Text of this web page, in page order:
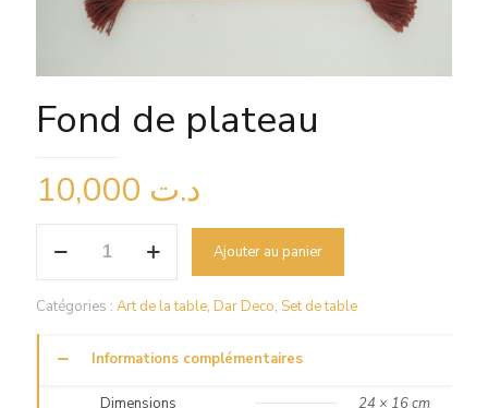
Fond de plateau
د.ت
plateau
Ajouter au panier
Catégories : Art de la table, Dar Deco, Set de table
Informations complémentaires
Dimensions
24 × 16 cm